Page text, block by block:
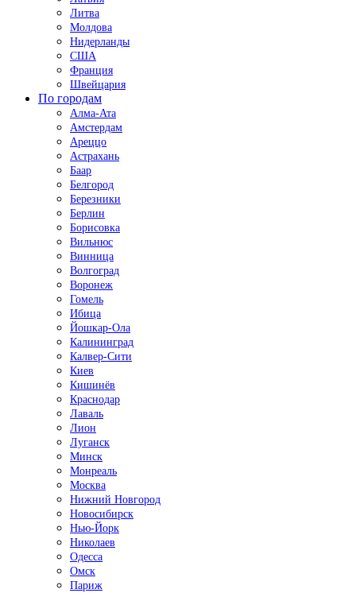
Литва
Молдова
Нидерланды
США
Франция
Швейцария
По городам
Алма-Ата
Амстердам
Ареццо
Астрахань
Баар
Белгород
Березники
Берлин
Борисовка
Вильнюс
Винница
Волгоград
Воронеж
Гомель
Ибица
Йошкар-Ола
Калининград
Калвер-Сити
Киев
Кишинёв
Краснодар
Лаваль
Лион
Луганск
Минск
Монреаль
Москва
Нижний Новгород
Новосибирск
Нью-Йорк
Николаев
Одесса
Омск
Париж